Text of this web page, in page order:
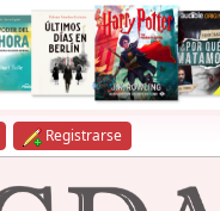
Registrarse